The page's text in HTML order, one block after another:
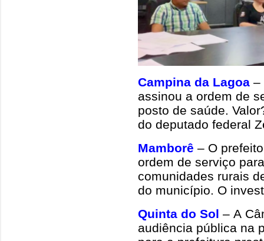
Campina da Lagoa –
assinou a ordem de
posto de saúde.
do deputado federal
Mamborê – O
ordem de serviço
comunidades rurais
do município. O
Quinta do Sol – A
audiência pública na